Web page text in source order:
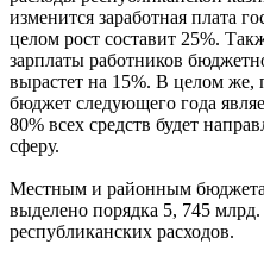
изменится заработная плата
целом рост составит 25%.
зарплаты работников
вырастет на 15%. В целом же,
бюджет следующего года
80% всех средств будет
сферу.
Местным и районным
выделено порядка 5, 745 млрд.
республиканских расходов.